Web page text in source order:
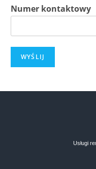
Numer kontaktowy
WYŚLIJ
Usługi